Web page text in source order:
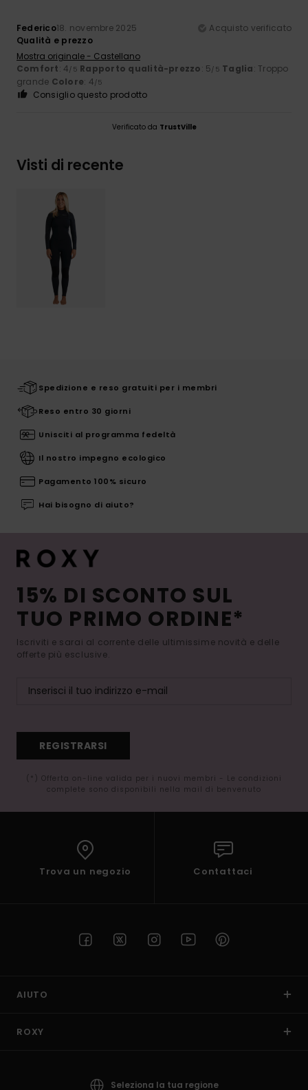
Federico18. novembre 2025
Acquisto verificato
Qualità e prezzo
Mostra originale - Castellano
Comfort: 4 /5 Rapporto qualità-prezzo: 5 /5 Taglia: Troppo
grande Colore: 4 /5
Consiglio questo prodotto
Verificato da TrustVille
Visti di recente
Spedizione e reso gratuiti per i membri
Reso entro 30 giorni
Unisciti al programma fedeltà
Il nostro impegno ecologico
Pagamento 100% sicuro
Hai bisogno di aiuto?
15% DI SCONTO SUL
TUO PRIMO ORDINE*
Iscriviti e sarai al corrente delle ultimissime novità e delle
offerte più esclusive.
REGISTRARSI
(*) Offerta on-line valida per i nuovi membri - Le condizioni
complete sono disponibili nella mail di benvenuto
Trova un negozio Contattaci
AIUTO
ROXY
Seleziona la tua regione